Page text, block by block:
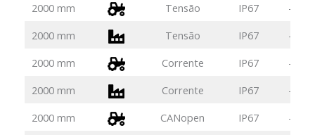
2000 mm
Tensão IP67
-40°
2000 mm
Tensão IP67
-40°
2000 mm
Corrente IP67
-40°
2000 mm
Corrente IP67
-40°
2000 mm
CANopen IP67
-40°